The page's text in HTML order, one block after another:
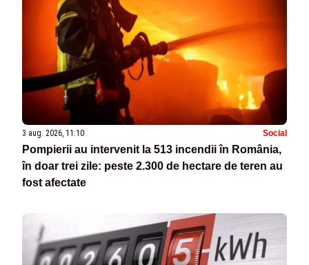
3 aug. 2026, 11:10 Social
Pompierii au intervenit la 513 incendii în România,
în doar trei zile: peste 2.300 de hectare de teren au
fost afectate